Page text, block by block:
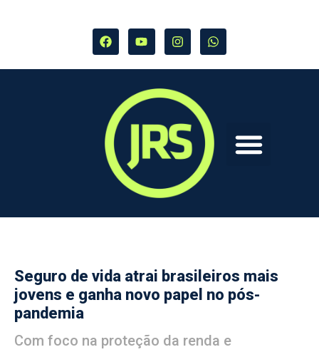
Seguro de vida atrai brasileiros mais
jovens e ganha novo papel no pós-
pandemia
Com foco na proteção da renda e